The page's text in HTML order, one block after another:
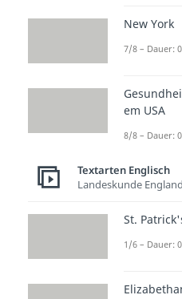
New York
7/8 – Dauer:
em USA
8/8 – Dauer:
Textarten Englisch
Landeskunde
St.
1/6 – Dauer: